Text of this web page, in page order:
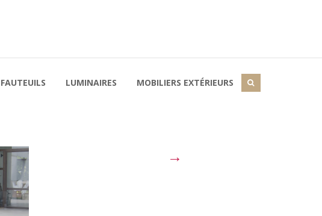
FAUTEUILS LUMINAIRES MOBILIERS EXTÉRIEURS
→